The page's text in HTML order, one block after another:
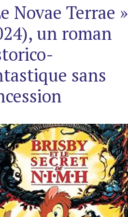
Novae Terrae »
un roman
sans